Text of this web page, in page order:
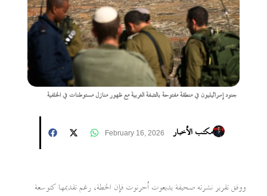
جنود إسرائيليون في منطقة مفتوحة بالضفة الغربية مع ظهور منازل مستوطنات في الخلفية
مكتب الأخبار February 16, 2026
ووفق تقرير نشرته صحيفة يديعوت أحرنوت فإن الخطة، رغم تقديمها كتوسعة